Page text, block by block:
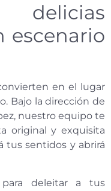
delicias
escenario
en el lugar
Bajo la dirección de
nuestro equipo te
original y exquisita
tus sentidos y abrirá
para deleitar a tus